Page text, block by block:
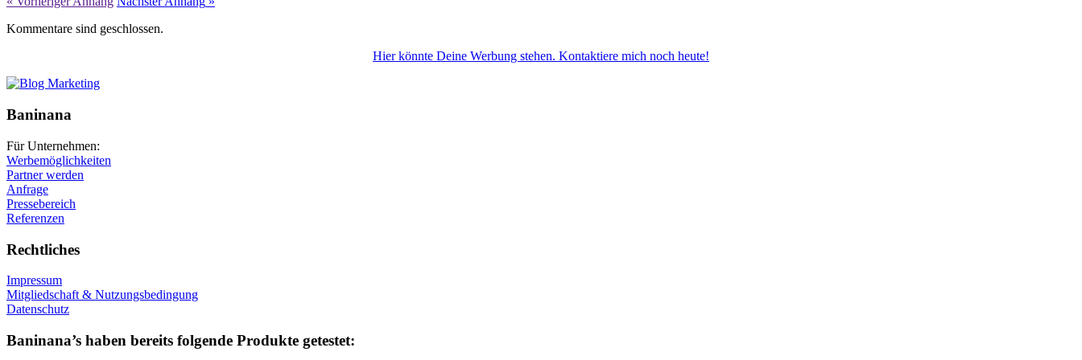
Kommentare sind geschlossen.
Hier könnte Deine Werbung stehen. Kontaktiere mich noch heute!
Baninana
Für Unternehmen:
Werbemöglichkeiten
Partner werden
Anfrage
Pressebereich
Referenzen
Rechtliches
Impressum
Mitgliedschaft & Nutzungsbedingung
Datenschutz
Baninana’s haben bereits folgende Produkte getestet: